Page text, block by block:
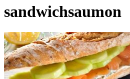
sandwichsaumon